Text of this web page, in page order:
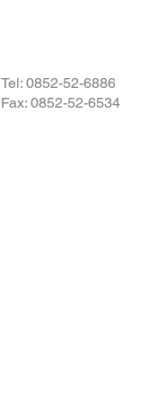
Tel: 0852-52-6886
Fax: 0852-52-6534